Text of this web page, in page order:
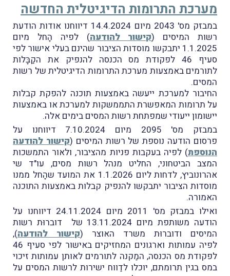
מערכת התרומות הדיגיטלית החדשה
במבזק מס' 2043 מיום 14.4.2024 דיווחנו אודות הודעת
רשות המיסים (קישור להודעה) לפיה הָחל מיום
1.1.2025 יתבקשו מוסדות הציבור שהינם בעלי אישור לפי
סעיף 46 לפקודת מס הכנסה להנפיק את הקַבָּלות
לתורמים באמצעות מערכת התרומות הדיגיטלית של רשות
המסים.
החיבור למערכת ייעשה באמצעות תוכנה להפקת קבלות
על תרומות המאפשרת התממשקות למערכת או באמצעות
יישומון ייעודי שמפתחת רשות המסים בימים אלה.
במבזק מס' 2095 מיום 7.10.2024 דיווחנו על
פרסום הודעה נוספת של רשות המיסים (קישור להודעה
הנוספת) לפיה בעקבות פניות מהציבור, ולאור התמשכות
המצב הביטחוני, החליט מנהל רשות מסים, עו"ד שי
אהרונוביץ, לדחות ליום 1.1.2026 את המועד שהָחל ממנו
מוסדות הציבור יתבקשו להנפיק קבלות באמצעות התוכנה
האמורה.
ואילו במבזק מס' 2011 מיום 24.11.2024 דיווחנו על
הודעה משותפת מיום 13.11.2024 של דוברוּת רשות
המיסים ודוברוּת משרד האוצר (קישור להודעה),
לפיה עמותות וארגונים המחזיקים באישור לפי סעיף 46
לפקודת מס הכנסה, המַקנה לתורמים לאותן עמותות זיכוי
במס בגין תרומתם, יוכלו לדַווח ישירות לרשות המסים על